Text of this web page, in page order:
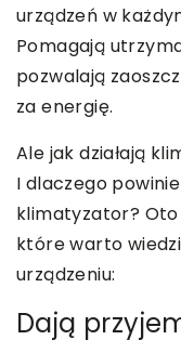
urządzeń w
Pomagają
pozwalają
za energię.
Ale jak działają
I dlaczego
klimatyzator? Oto
które warto
urządzeniu:
Dają